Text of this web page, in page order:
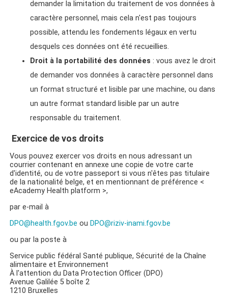
demander la limitation du traitement de vos données à
caractère personnel, mais cela n'est pas toujours
possible, attendu les fondements légaux en vertu
desquels ces données ont été recueillies.
Droit à la portabilité des données : vous avez le droit
de demander vos données à caractère personnel dans
un format structuré et lisible par une machine, ou dans
un autre format standard lisible par un autre
responsable du traitement.
Exercice de vos droits
Vous pouvez exercer vos droits en nous adressant un
courrier contenant en annexe une copie de votre carte
d'identité, ou de votre passeport si vous n'êtes pas titulaire
de la nationalité belge, et en mentionnant de préférence <
eAcademy Health platform >,
par e-mail à
DPO@health.fgov.be ou DPO@riziv-inami.fgov.be
ou par la poste à
Service public fédéral Santé publique, Sécurité de la Chaîne
alimentaire et Environnement
À l'attention du Data Protection Officer (DPO)
Avenue Galilée 5 boîte 2
1210 Bruxelles